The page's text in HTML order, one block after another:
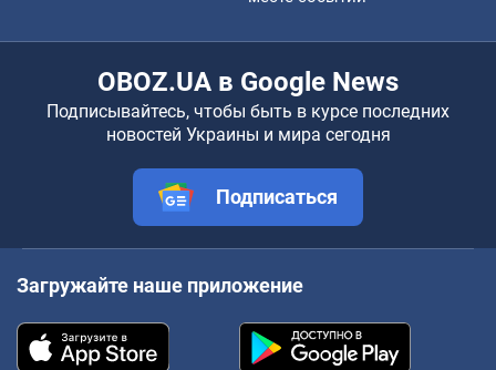
OBOZ.UA в Google News
Подписывайтесь, чтобы быть в курсе последних
новостей Украины и мира сегодня
Подписаться
Загружайте наше приложение